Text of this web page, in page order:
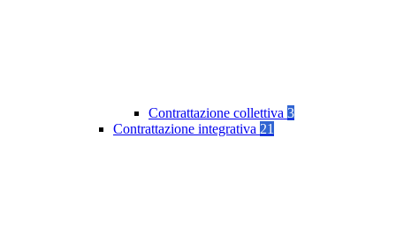
Contrattazione collettiva 3
Contrattazione integrativa 21